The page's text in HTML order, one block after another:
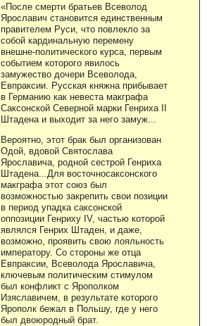
«После смерти братьев Всеволод
Ярославич становится единственным
правителем Руси, что повлекло за
собой кардинальную перемену
внешне-политического курса, первым
событием которого явилось
замужество дочери Всеволода,
Евпраксии. Русская княжна прибывает
в Германию как невеста макграфа
Саксонской Северной марки Генриха II
Штадена и выходит за него замуж...
Вероятно, этот брак был организован
Одой, вдовой Святослава
Ярославича, родной сестрой Генриха
Штадена...Для восточносаксонского
макграфа этот союз был
возможностью закрепить свои позиции
в период упадка саксонской
оппозиции Генриху IV, частью которой
являлся Генрих Штаден, и даже,
возможно, проявить свою лояльность
императору. Со стороны же отца
Евпраксии, Всеволода Ярославича,
ключевым политическим стимулом
был конфликт с Ярополком
Изяславичем, в результате которого
Ярополк бежал в Польшу, где у него
был двоюродный брат.